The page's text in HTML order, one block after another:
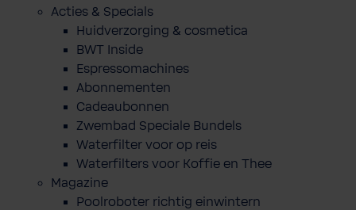
Acties & Specials
Huidverzorging & cosmetica
BWT Inside
Espressomachines
Abonnementen
Cadeaubonnen
Zwembad Speciale Bundels
Waterfilter voor op reis
Waterfilters voor Koffie en Thee
Magazine
Poolroboter richtig einwintern